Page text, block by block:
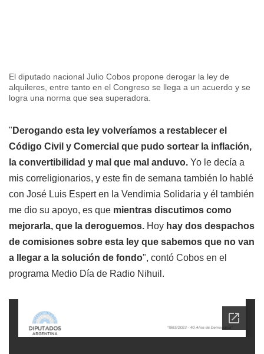
El diputado nacional Julio Cobos propone derogar la ley de
alquileres, entre tanto en el Congreso se llega a un acuerdo y se
logra una norma que sea superadora.
" Derogando esta ley volveríamos a restablecer el
Código Civil y Comercial que pudo sortear la inflación,
la convertibilidad y mal que mal anduvo. Yo le decía a
mis correligionarios, y este fin de semana también lo hablé
con José Luis Espert en la Vendimia Solidaria y él también
me dio su apoyo, es que mientras discutimos como
mejorarla, que la deroguemos. Hoy hay dos despachos
de comisiones sobre esta ley que sabemos que no van
a llegar a la solución de fondo", contó Cobos en el
programa Medio Día de Radio Nihuil.